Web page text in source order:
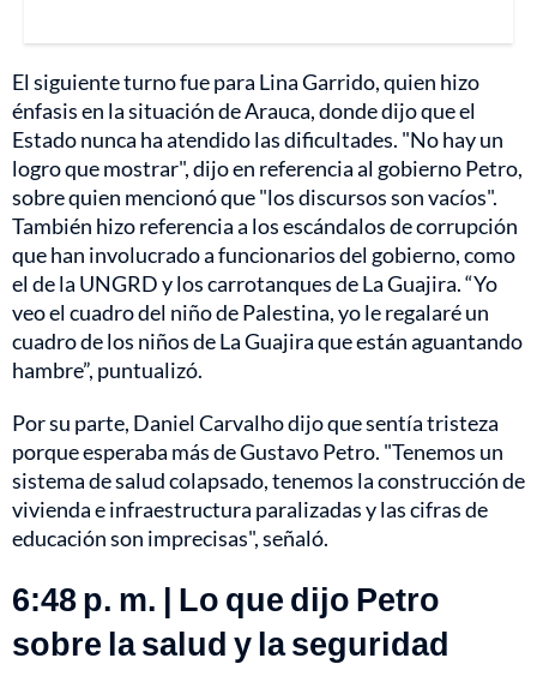
El siguiente turno fue para Lina Garrido, quien hizo
énfasis en la situación de Arauca, donde dijo que el
Estado nunca ha atendido las dificultades. "No hay un
logro que mostrar", dijo en referencia al gobierno Petro,
sobre quien mencionó que "los discursos son vacíos".
También hizo referencia a los escándalos de corrupción
que han involucrado a funcionarios del gobierno, como
el de la UNGRD y los carrotanques de La Guajira. “Yo
veo el cuadro del niño de Palestina, yo le regalaré un
cuadro de los niños de La Guajira que están aguantando
hambre”, puntualizó.
Por su parte, Daniel Carvalho dijo que sentía tristeza
porque esperaba más de Gustavo Petro. "Tenemos un
sistema de salud colapsado, tenemos la construcción de
vivienda e infraestructura paralizadas y las cifras de
educación son imprecisas", señaló.
6:48 p. m. | Lo que dijo Petro
sobre la salud y la seguridad